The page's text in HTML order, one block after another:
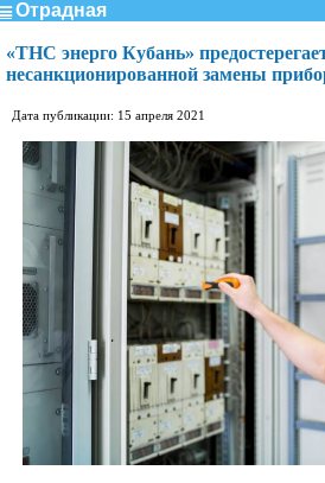
Отрадная
«ТНС энерго Кубань»
несанкционированной замены
Дата публикации: 15 апреля 2021